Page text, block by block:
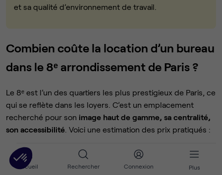
Accueil Rechercher Connexion Plus
et sa qualité d’environnement de travail.
Combien coûte la location d’un bureau
dans le 8ᵉ arrondissement de Paris ?
Le 8ᵉ est l’un des quartiers les plus prestigieux de Paris, ce
qui se reflète dans les loyers. C’est un emplacement
recherché pour son image haut de gamme, sa centralité,
son accessibilité . Voici une estimation des prix pratiqués :
Type d’espace Prix moyen HT / poste /